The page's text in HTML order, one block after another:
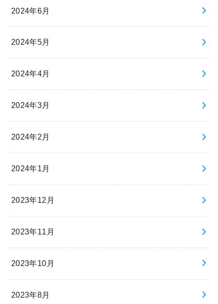
2024年6月
2024年5月
2024年4月
2024年3月
2024年2月
2024年1月
2023年12月
2023年11月
2023年10月
2023年8月